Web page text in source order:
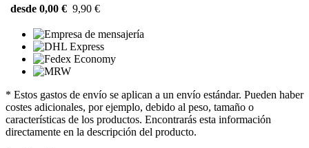
desde 0,00 € 9,90 €
* Estos gastos de envío se aplican a un envío estándar. Pueden haber
costes adicionales, por ejemplo, debido al peso, tamaño o
características de los productos. Encontrarás esta información
directamente en la descripción del producto.